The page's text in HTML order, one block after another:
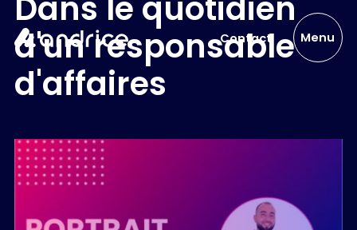
Contact Menu
d'un responsable
d'affaires